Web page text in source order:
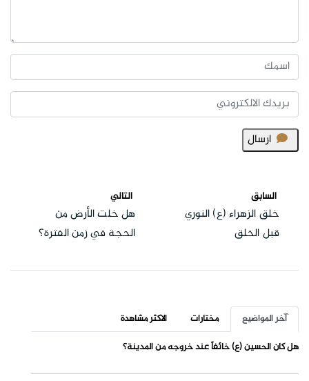
ارسال
السابق
خلق الزهراء (ع) النوري
قبل الخلق
التالي
هل خلت الأرض من
الحجة في زمن الفترة؟
آخر المواضيع مختارات
الاكثر مشاهدة
هل كان الحسين (ع) خائفاً عند خروجه من المدينة؟